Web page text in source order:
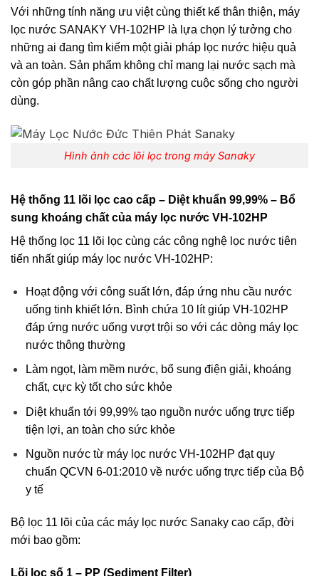
Với những tính năng ưu việt cùng thiết kế thân thiện, máy
lọc nước SANAKY VH-102HP là lựa chọn lý tưởng cho
những ai đang tìm kiếm một giải pháp lọc nước hiệu quả
và an toàn. Sản phẩm không chỉ mang lại nước sạch mà
còn góp phần nâng cao chất lượng cuộc sống cho người
dùng.
Hình ảnh các lõi lọc trong máy Sanaky
Hệ thống 11 lõi lọc cao cấp – Diệt khuẩn 99,99% – Bổ
sung khoáng chất của máy lọc nước VH-102HP
Hệ thống lọc 11 lõi lọc cùng các công nghệ lọc nước tiên
tiến nhất giúp máy lọc nước VH-102HP:
Hoạt động với công suất lớn, đáp ứng nhu cầu nước
uống tinh khiết lớn. Bình chứa 10 lít giúp VH-102HP
đáp ứng nước uống vượt trội so với các dòng máy lọc
nước thông thường
Làm ngọt, làm mềm nước, bổ sung điện giải, khoáng
chất, cực kỳ tốt cho sức khỏe
Diệt khuẩn tới 99,99% tạo nguồn nước uống trực tiếp
tiện lợi, an toàn cho sức khỏe
Nguồn nước từ máy lọc nước VH-102HP đạt quy
chuẩn QCVN 6-01:2010 về nước uống trực tiếp của Bộ
y tế
Bộ lọc 11 lõi của các máy lọc nước Sanaky cao cấp, đời
mới bao gồm:
Lõi lọc số 1 – PP (Sediment Filter)